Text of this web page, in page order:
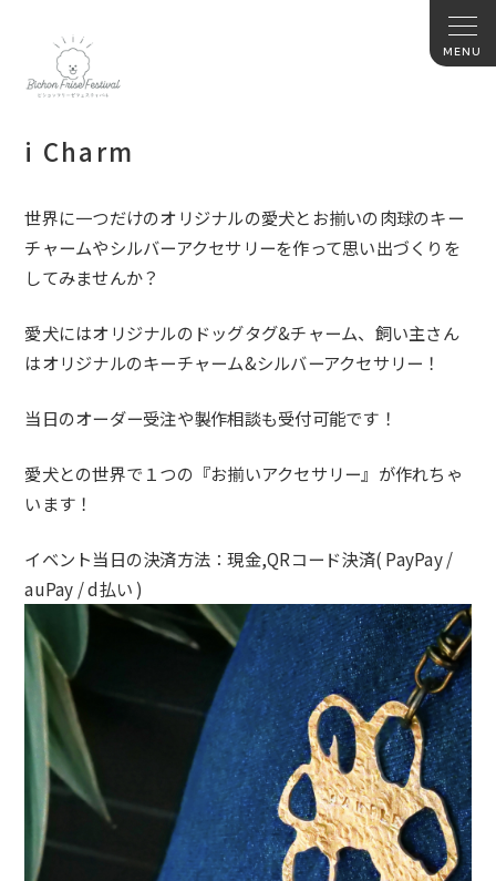
i Charm
世界に一つだけのオリジナルの愛犬とお揃いの肉球のキー
チャームやシルバーアクセサリーを作って思い出づくりを
してみませんか？
愛犬にはオリジナルのドッグタグ&チャーム、 飼い主さん
はオリジナルのキーチャーム&シルバーアクセサリー！
当日のオーダー受注や製作相談も受付可能です！
愛犬との世界で１つの『お揃いアクセサリー』が作れちゃ
います！
イベント当日の決済方法：現金,QRコード決済( PayPay /
auPay / d払い )